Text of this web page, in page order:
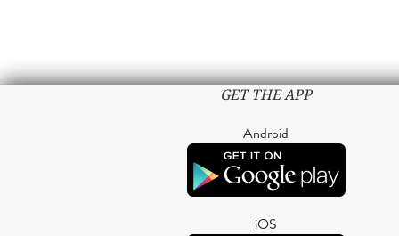
GET THE APP
Android
iOS